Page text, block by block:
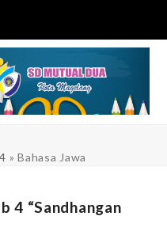
»Bahasa Jawa
4 “Sandhangan